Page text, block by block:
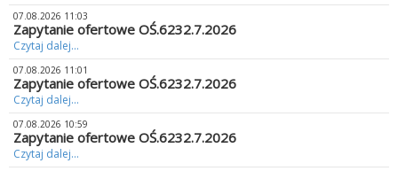
07.08.2026 11:03
Zapytanie ofertowe OŚ.6232.7.2026
Czytaj dalej...
07.08.2026 11:01
Zapytanie ofertowe OŚ.6232.7.2026
Czytaj dalej...
07.08.2026 10:59
Zapytanie ofertowe OŚ.6232.7.2026
Czytaj dalej...